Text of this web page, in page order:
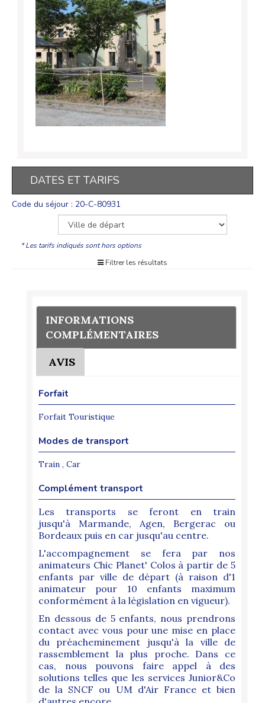
DATES ET TARIFS
Code du séjour : 20-C-80931
* Les tarifs indiqués sont hors options
Filtrer les résultats
INFORMATIONS
COMPLÉMENTAIRES
AVIS
Forfait
Forfait Touristique
Modes de transport
Train , Car
Complément transport
Les transports se feront en train
jusqu'à Marmande, Agen, Bergerac ou
Bordeaux puis en car jusqu'au centre.
L'accompagnement se fera par nos
animateurs Chic Planet' Colos à partir de 5
enfants par ville de départ (à raison d'1
animateur pour 10 enfants maximum
conformément à la législation en vigueur).
En dessous de 5 enfants, nous prendrons
contact avec vous pour une mise en place
du préacheminement jusqu'à la ville de
rassemblement la plus proche. Dans ce
cas, nous pouvons faire appel à des
solutions telles que les services Junior&Co
de la SNCF ou UM d'Air France et bien